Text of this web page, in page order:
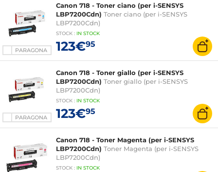
PARAGONA
Canon 718 - Toner ciano (per i-SENSYS
LBP7200Cdn) Toner ciano (per i-SENSYS
LBP7200Cdn)
STOCK : IN STOCK
123€95
PARAGONA
Canon 718 - Toner giallo (per i-SENSYS
LBP7200Cdn) Toner giallo (per i-SENSYS
LBP7200Cdn)
STOCK : IN STOCK
123€95
Canon 718 - Toner Magenta (per i-SENSYS
LBP7200Cdn) Toner Magenta (per i-SENSYS
LBP7200Cdn)
STOCK : IN STOCK